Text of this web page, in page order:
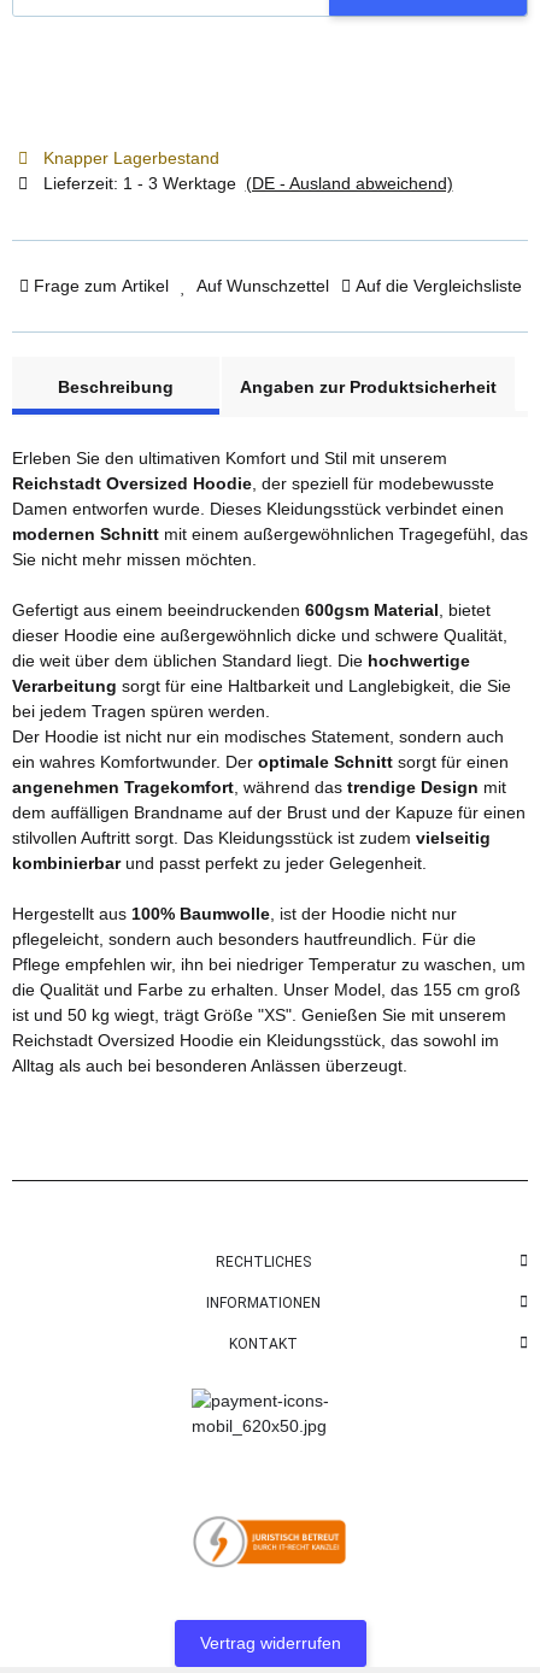
Knapper Lagerbestand
Lieferzeit: 1 - 3 Werktage (DE - Ausland abweichend)
Frage zum Artikel Auf Wunschzettel Auf die Vergleichsliste
Beschreibung
Angaben zur Produktsicherheit
Erleben Sie den ultimativen Komfort und Stil mit unserem
Reichstadt Oversized Hoodie , der speziell für modebewusste
Damen entworfen wurde. Dieses Kleidungsstück verbindet einen
modernen Schnitt mit einem außergewöhnlichen Tragegefühl, das
Sie nicht mehr missen möchten.
Gefertigt aus einem beeindruckenden 600gsm Material , bietet
dieser Hoodie eine außergewöhnlich dicke und schwere Qualität,
die weit über dem üblichen Standard liegt. Die hochwertige
Verarbeitung sorgt für eine Haltbarkeit und Langlebigkeit, die Sie
bei jedem Tragen spüren werden.
Der Hoodie ist nicht nur ein modisches Statement, sondern auch
ein wahres Komfortwunder. Der optimale Schnitt sorgt für einen
angenehmen Tragekomfort , während das trendige Design mit
dem auffälligen Brandname auf der Brust und der Kapuze für einen
stilvollen Auftritt sorgt. Das Kleidungsstück ist zudem vielseitig
kombinierbarund passt perfekt zu jeder Gelegenheit.
Hergestellt aus 100% Baumwolle , ist der Hoodie nicht nur
pflegeleicht, sondern auch besonders hautfreundlich. Für die
Pflege empfehlen wir, ihn bei niedriger Temperatur zu waschen, um
die Qualität und Farbe zu erhalten. Unser Model, das 155 cm groß
ist und 50 kg wiegt, trägt Größe "XS". Genießen Sie mit unserem
Reichstadt Oversized Hoodie ein Kleidungsstück, das sowohl im
Alltag als auch bei besonderen Anlässen überzeugt.
RECHTLICHES
INFORMATIONEN
KONTAKT
Vertrag widerrufen